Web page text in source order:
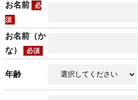
お名前
必
須
お名前（か
な）
必須
年齢